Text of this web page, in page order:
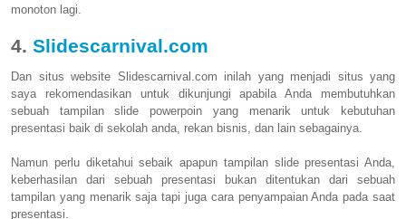
monoton lagi.
4. Slidescarnival.com
Dan situs website Slidescarnival.com inilah yang menjadi situs yang
saya rekomendasikan untuk dikunjungi apabila Anda membutuhkan
sebuah tampilan slide powerpoin yang menarik untuk kebutuhan
presentasi baik di sekolah anda, rekan bisnis, dan lain sebagainya.
Namun perlu diketahui sebaik apapun tampilan slide presentasi Anda,
keberhasilan dari sebuah presentasi bukan ditentukan dari sebuah
tampilan yang menarik saja tapi juga cara penyampaian Anda pada saat
presentasi.